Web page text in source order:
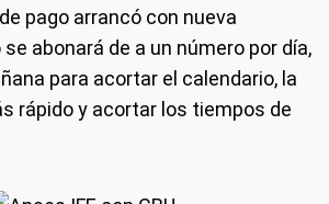
pago arrancó con nueva
abonará de a un número por día,
para acortar el calendario, la
rápido y acortar los tiempos de